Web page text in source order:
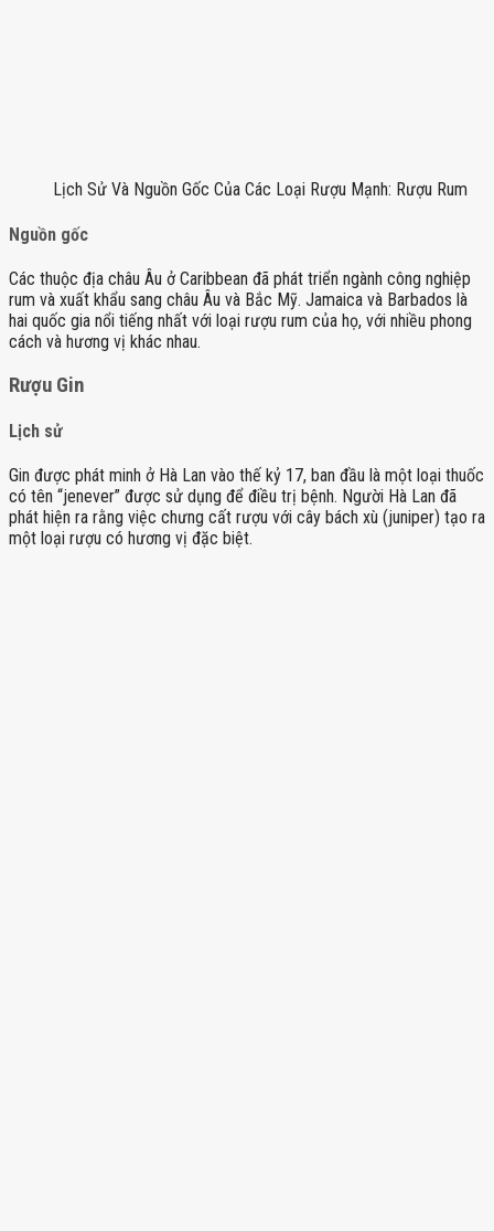
Lịch Sử Và Nguồn Gốc Của Các Loại Rượu Mạnh: Rượu Rum
Nguồn gốc
Các thuộc địa châu Âu ở Caribbean đã phát triển ngành công nghiệp
rum và xuất khẩu sang châu Âu và Bắc Mỹ. Jamaica và Barbados là
hai quốc gia nổi tiếng nhất với loại rượu rum của họ, với nhiều phong
cách và hương vị khác nhau.
Rượu Gin
Lịch sử
Gin được phát minh ở Hà Lan vào thế kỷ 17, ban đầu là một loại thuốc
có tên “jenever” được sử dụng để điều trị bệnh. Người Hà Lan đã
phát hiện ra rằng việc chưng cất rượu với cây bách xù (juniper) tạo ra
một loại rượu có hương vị đặc biệt.